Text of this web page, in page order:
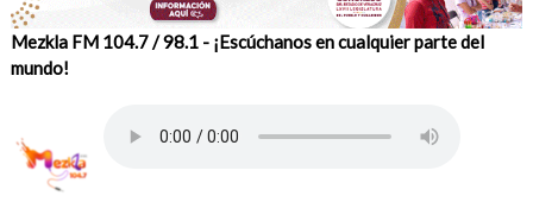
Mezkla FM 104.7 / 98.1 - ¡Escúchanos en cualquier parte del
mundo!